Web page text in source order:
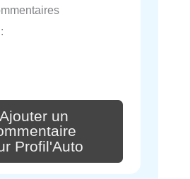
:
Ajouter un
Profil'Auto